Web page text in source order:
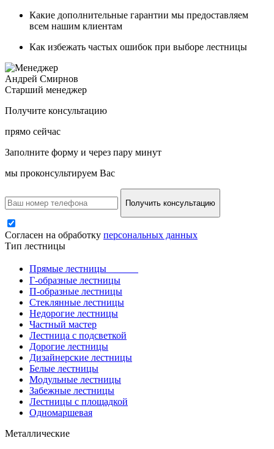
Какие дополнительные гарантии мы предоставляем
всем нашим клиентам
Как избежать частых ошибок при выборе лестницы
Андрей Смирнов
Старший менеджер
Получите консультацию
прямо сейчас
Заполните форму и через пару минут
мы проконсультируем Вас
Получить консультацию
Согласен на обработку персональных данных
Тип лестницы
Прямые лестницы
Г-образные лестницы
П-образные лестницы
Стеклянные лестницы
Недорогие лестницы
Частный мастер
Лестница с подсветкой
Дорогие лестницы
Дизайнерские лестницы
Белые лестницы
Модульные лестницы
Забежные лестницы
Лестницы с площадкой
Одномаршевая
Металлические